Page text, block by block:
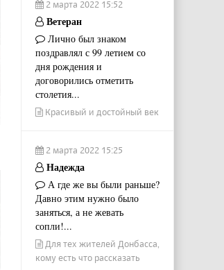
2 марта 2022 15:52
Ветеран
Лично был знаком
поздравлял с 99 летием со
дня рождения и
договорились отметить
столетия...
Красивый и достойный век
2 марта 2022 15:25
Надежда
А где же вы были раньше?
Давно этим нужно было
заняться, а не жевать
сопли!...
Для тех жителей Донбасса,
кому есть что рассказать